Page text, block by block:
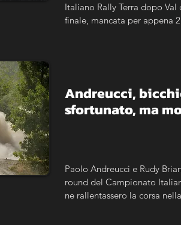
Italiano Rally Terra dopo
finale, mancata per appena
Andreucci,
sfortunato, ma
Paolo Andreucci e Rudy
round del Campionato
ne rallentassero la corsa